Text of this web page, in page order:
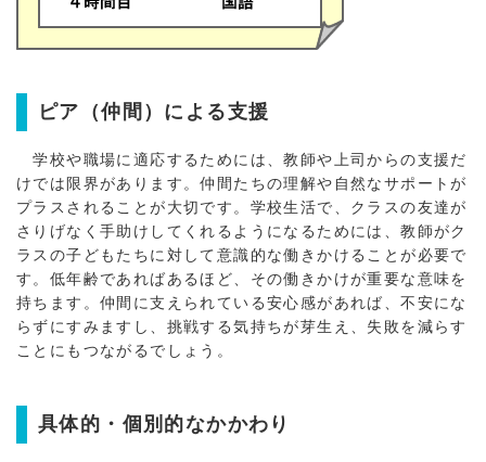
ピア（仲間）による支援
学校や職場に適応するためには、教師や上司からの支援だ
けでは限界があります。仲間たちの理解や自然なサポートが
プラスされることが大切です。学校生活で、クラスの友達が
さりげなく手助けしてくれるようになるためには、教師がク
ラスの子どもたちに対して意識的な働きかけることが必要で
す。低年齢であればあるほど、その働きかけが重要な意味を
持ちます。仲間に支えられている安心感があれば、不安にな
らずにすみますし、挑戦する気持ちが芽生え、失敗を減らす
ことにもつながるでしょう。
具体的・個別的なかかわり